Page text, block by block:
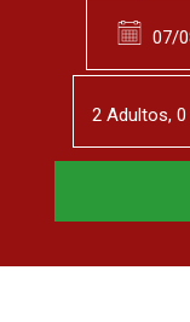
2 Adultos, 0